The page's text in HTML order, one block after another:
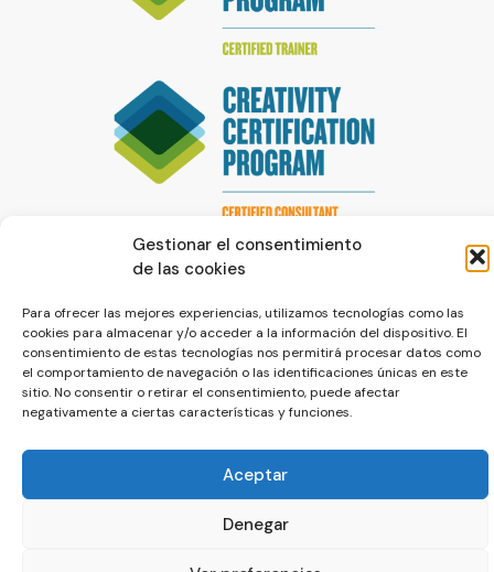
Gestionar el consentimiento
de las cookies
Para ofrecer las mejores experiencias, utilizamos tecnologías como las
cookies para almacenar y/o acceder a la información del dispositivo. El
consentimiento de estas tecnologías nos permitirá procesar datos como
el comportamiento de navegación o las identificaciones únicas en este
sitio. No consentir o retirar el consentimiento, puede afectar
negativamente a ciertas características y funciones.
Aceptar
Denegar
© La Servilleta - El Blog de Paco Prieto
Política de cookiesPolítica de privacidad